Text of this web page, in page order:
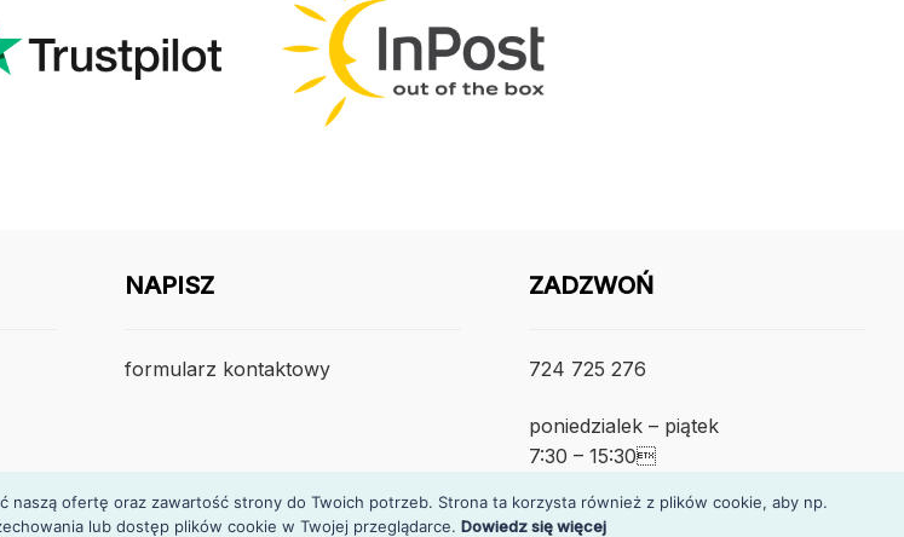
NAPISZ
formularz kontaktowy
ZADZWOŃ
724 725 276
poniedzialek – piątek
7:30 – 15:30
ofertę oraz zawartość strony do Twoich potrzeb. Strona ta korzysta również z plików cookie, aby np.
lub dostęp plików cookie w Twojej przeglądarce. Dowiedz się więcej